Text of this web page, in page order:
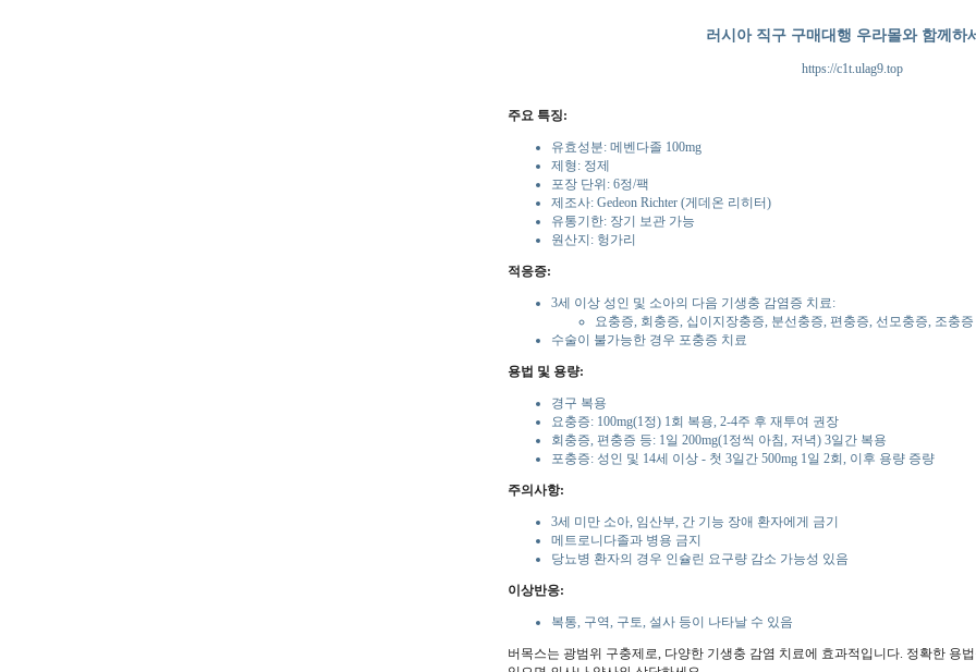
러시아 직구 구매대행 우라몰와 함께하
https://c1t.ulag9.top
주요 특징:
유효성분: 메벤다졸 100mg
제형: 정제
포장 단위: 6정/팩
제조사: Gedeon Richter (게데온 리히터)
유통기한: 장기 보관 가능
원산지: 헝가리
적응증:
3세 이상 성인 및 소아의 다음 기생충 감염증 치료:
요충증, 회충증, 십이지장충증, 분선충증, 편충증, 선모충증, 조충증
수술이 불가능한 경우 포충증 치료
용법 및 용량:
경구 복용
요충증: 100mg(1정) 1회 복용, 2-4주 후 재투여 권장
회충증, 편충증 등: 1일 200mg(1정씩 아침, 저녁) 3일간 복용
포충증: 성인 및 14세 이상 - 첫 3일간 500mg 1일 2회, 이후 용량 증량
주의사항:
3세 미만 소아, 임산부, 간 기능 장애 환자에게 금기
메트로니다졸과 병용 금지
당뇨병 환자의 경우 인슐린 요구량 감소 가능성 있음
이상반응:
복통, 구역, 구토, 설사 등이 나타날 수 있음
버목스는 광범위 구충제로, 다양한 기생충 감염 치료에 효과적입니다. 정확한 용